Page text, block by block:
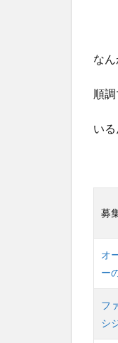
な
順
い
募
オ
ー
フ
シ